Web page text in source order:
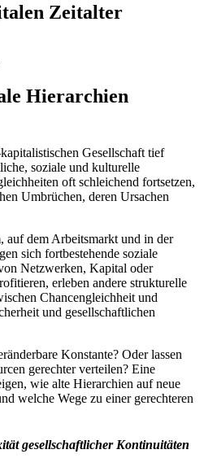
Zeitalter
Hierarchien
Gesellschaft tief
soziale und kulturelle
oft schleichend fortsetzen,
Umbrüchen, deren Ursachen
auf dem Arbeitsmarkt und in der
sich fortbestehende soziale
Netzwerken, Kapital oder
erleben andere strukturelle
Chancengleichheit und
und gesellschaftlichen
Konstante? Oder lassen
gerechter verteilen? Eine
wie alte Hierarchien auf neue
welche Wege zu einer gerechteren
gesellschaftlicher Kontinuitäten